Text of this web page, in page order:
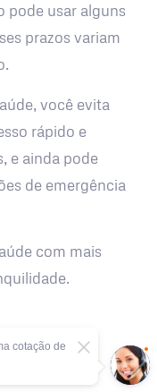
pode usar alguns
prazos variam
você evita
rápido e
e ainda pode
de emergência
com mais
cotação de